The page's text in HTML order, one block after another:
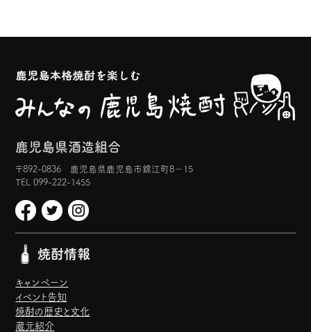
鹿児島県酒造組合
〒892-0836 鹿児島県鹿児島市錦江町8−15
TEL 099-222-1455
焼酎情報
キャンペーン
イベント告知
焼酎の歴史と文化
蔵元紹介